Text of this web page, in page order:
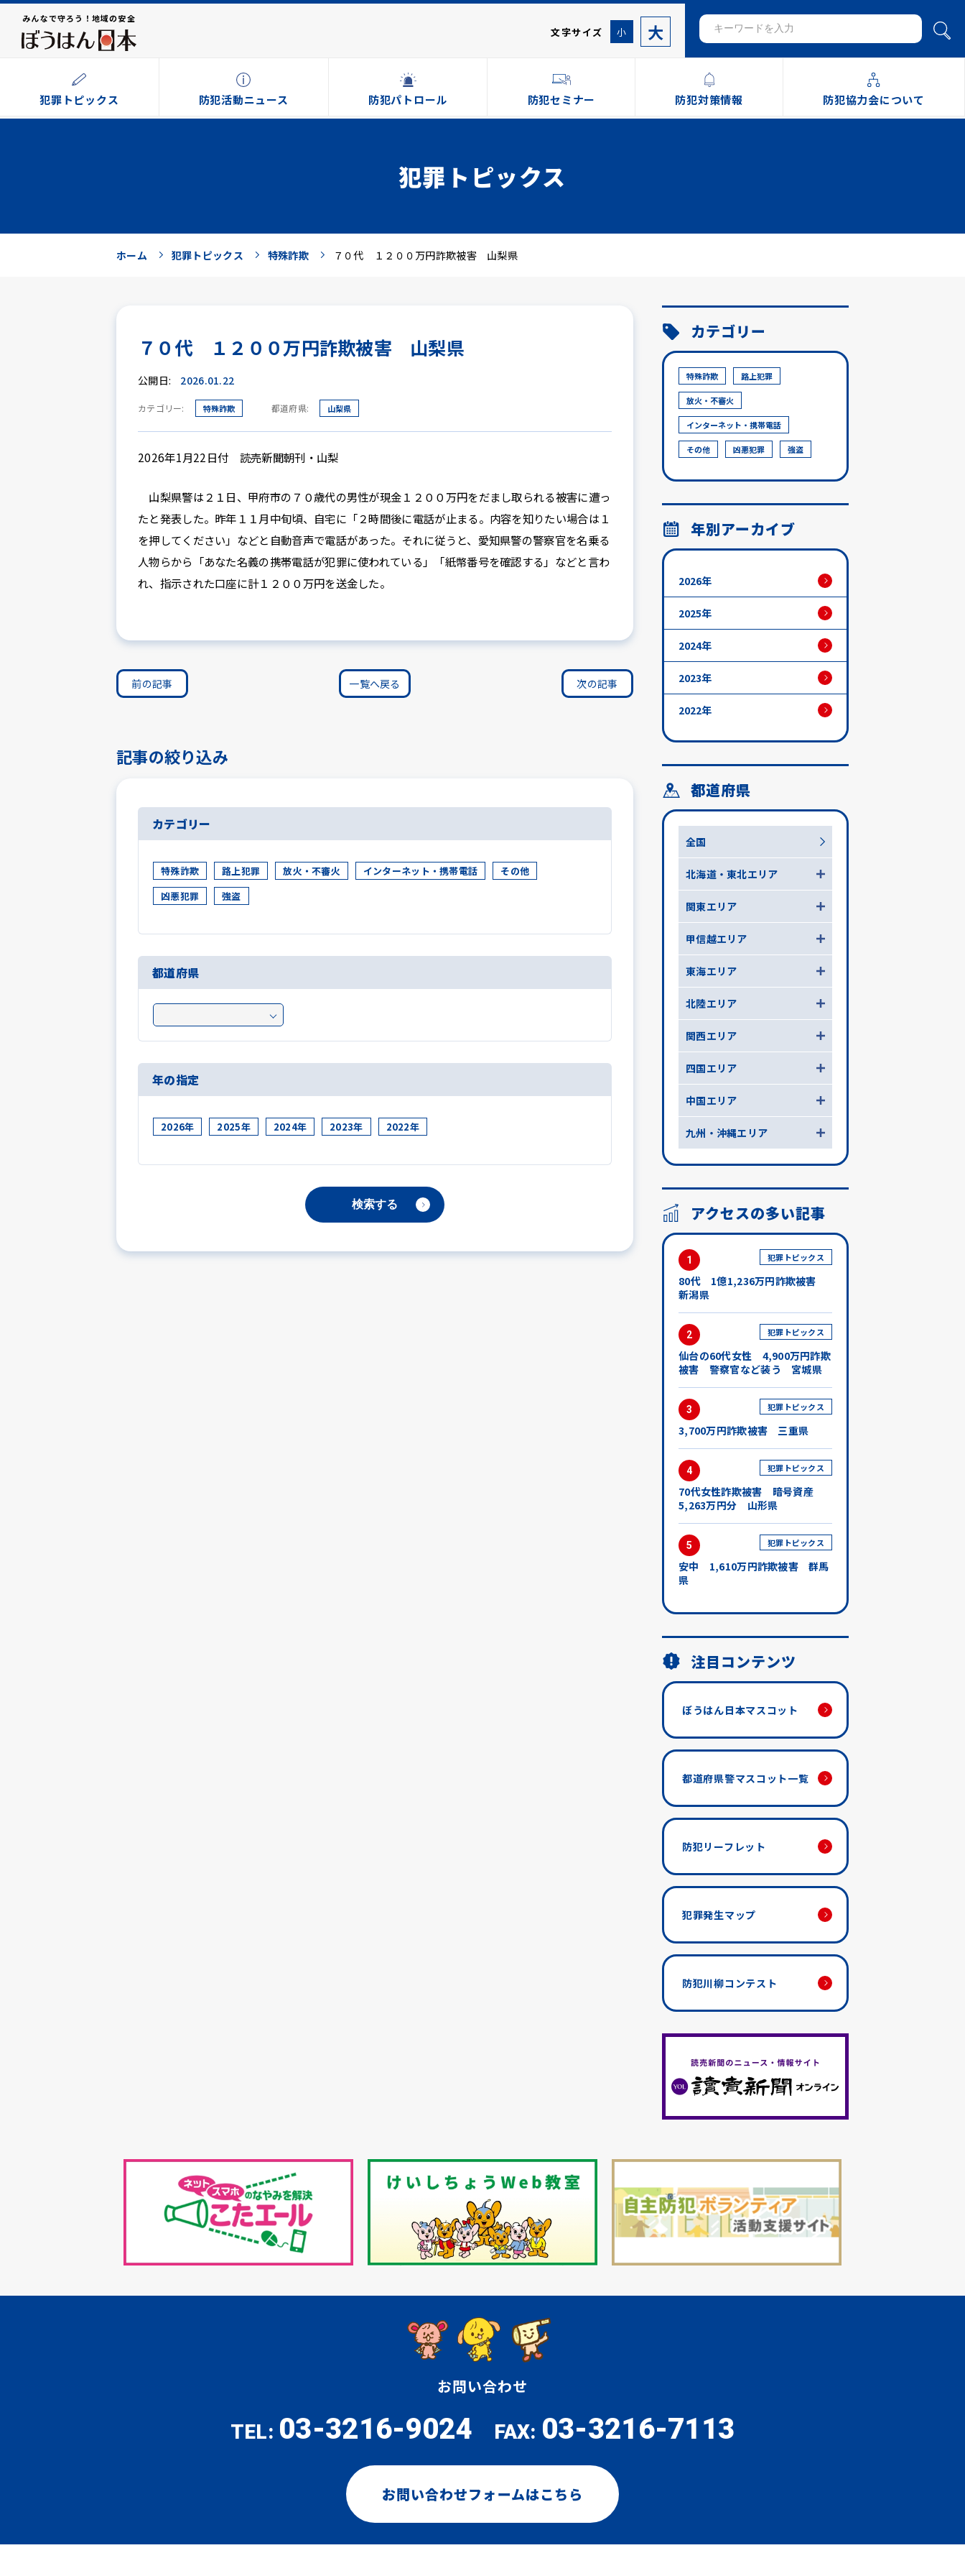
みんなで守ろう！地域の安全
文字サイズ 小 大
犯罪トピックス 防犯活動ニュース 防犯パトロール 防犯セミナー 防犯対策情報 防犯協力会について
犯罪トピックス
ホーム 犯罪トピックス 特殊詐欺 ７０代 １２００万円詐欺被害 山梨県
７０代 １２００万円詐欺被害 山梨県
公開日: 2026.01.22
カテゴリー: 特殊詐欺 都道府県: 山梨県
2026年1月22日付 読売新聞朝刊・山梨
山梨県警は２１日、甲府市の７０歳代の男性が現金１２００万円をだまし取られる被害に遭っ
たと発表した。昨年１１月中旬頃、自宅に「２時間後に電話が止まる。内容を知りたい場合は１
を押してください」などと自動音声で電話があった。それに従うと、愛知県警の警察官を名乗る
人物らから「あなた名義の携帯電話が犯罪に使われている」「紙幣番号を確認する」などと言わ
れ、指示された口座に計１２００万円を送金した。
前の記事 一覧へ戻る 次の記事
記事の絞り込み
カテゴリー
特殊詐欺 路上犯罪 放火・不審火 インターネット・携帯電話
その他
凶悪犯罪
強盗
都道府県
年の指定
2026年 2025年 2024年 2023年 2022年
カテゴリー
特殊詐欺 路上犯罪
放火・不審火
インターネット・携帯電話
その他 凶悪犯罪 強盗
年別アーカイブ
2026年
2025年
2024年
2023年
2022年
都道府県
全国
北海道・東北エリア
関東エリア
甲信越エリア
東海エリア
北陸エリア
関西エリア
四国エリア
中国エリア
九州・沖縄エリア
アクセスの多い記事
1 犯罪トピックス
80代 1億1,236万円詐欺被害
新潟県
2 犯罪トピックス
仙台の60代女性 4,900万円詐欺
被害 警察官など装う 宮城県
3 犯罪トピックス
3,700万円詐欺被害 三重県
4 犯罪トピックス
70代女性詐欺被害 暗号資産
5,263万円分 山形県
5 犯罪トピックス
安中 1,610万円詐欺被害 群馬
県
注目コンテンツ
ぼうはん日本マスコット
都道府県警マスコット一覧
防犯リーフレット
犯罪発生マップ
防犯川柳コンテスト
お問い合わせ
TEL: 03-3216-9024 FAX: 03-3216-7113
お問い合わせフォームはこちら